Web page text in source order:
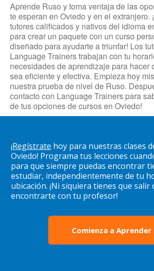
Aprende Ruso y toma ventaja de las
te esperan en Oviedo y en el extranjero.
tutores calificados y nativos del idioma
para crear un paquete con un curso
diseñado para ayudarte a triunfar! Los
Language Trainers trabajan con tu
necesidades de aprendizaje para hacer
sea eficiente y efectiva. Empieza hoy
nuestra prueba de nivel de Ruso.
contacto con Language Trainers para
de tus opciones de cursos en Oviedo!
¡Regístrate hoy para nuestras clases
Oviedo! Programa tus lecciones
para que siempre puedas encontrar
estudiar, independientemente de tu
ubicación. ¡Ni siquiera tienes que salir
encontrarte con tu profesor!
Comienza a Aprender